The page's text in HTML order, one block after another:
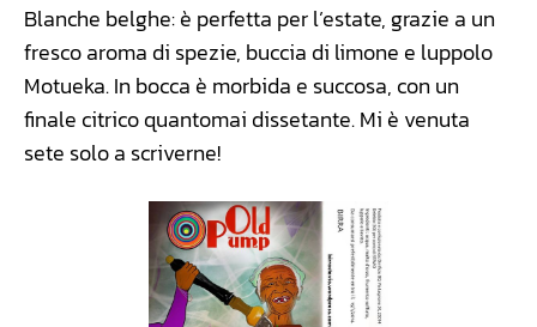
Blanche belghe: è perfetta per l’estate, grazie a un
fresco aroma di spezie, buccia di limone e luppolo
Motueka. In bocca è morbida e succosa, con un
finale citrico quantomai dissetante. Mi è venuta
sete solo a scriverne!